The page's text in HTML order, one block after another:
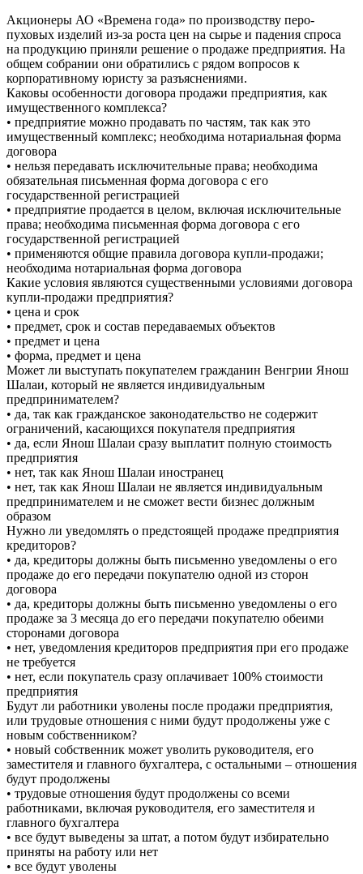
Акционеры АО «Времена года» по производству перо-
пуховых изделий из-за роста цен на сырье и падения спроса
на продукцию приняли решение о продаже предприятия. На
общем собрании они обратились с рядом вопросов к
корпоративному юристу за разъяснениями.
Каковы особенности договора продажи предприятия, как
имущественного комплекса?
• предприятие можно продавать по частям, так как это
имущественный комплекс; необходима нотариальная форма
договора
• нельзя передавать исключительные права; необходима
обязательная письменная форма договора с его
государственной регистрацией
• предприятие продается в целом, включая исключительные
права; необходима письменная форма договора с его
государственной регистрацией
• применяются общие правила договора купли-продажи;
необходима нотариальная форма договора
Какие условия являются существенными условиями договора
купли-продажи предприятия?
• цена и срок
• предмет, срок и состав передаваемых объектов
• предмет и цена
• форма, предмет и цена
Может ли выступать покупателем гражданин Венгрии Янош
Шалаи, который не является индивидуальным
предпринимателем?
• да, так как гражданское законодательство не содержит
ограничений, касающихся покупателя предприятия
• да, если Янош Шалаи сразу выплатит полную стоимость
предприятия
• нет, так как Янош Шалаи иностранец
• нет, так как Янош Шалаи не является индивидуальным
предпринимателем и не сможет вести бизнес должным
образом
Нужно ли уведомлять о предстоящей продаже предприятия
кредиторов?
• да, кредиторы должны быть письменно уведомлены о его
продаже до его передачи покупателю одной из сторон
договора
• да, кредиторы должны быть письменно уведомлены о его
продаже за 3 месяца до его передачи покупателю обеими
сторонами договора
• нет, уведомления кредиторов предприятия при его продаже
не требуется
• нет, если покупатель сразу оплачивает 100% стоимости
предприятия
Будут ли работники уволены после продажи предприятия,
или трудовые отношения с ними будут продолжены уже с
новым собственником?
• новый собственник может уволить руководителя, его
заместителя и главного бухгалтера, с остальными – отношения
будут продолжены
• трудовые отношения будут продолжены со всеми
работниками, включая руководителя, его заместителя и
главного бухгалтера
• все будут выведены за штат, а потом будут избирательно
приняты на работу или нет
• все будут уволены